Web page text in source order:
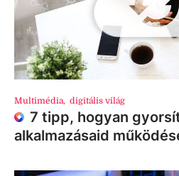
Multimédia, digitális világ
7 tipp, hogyan
alkalmazásaid